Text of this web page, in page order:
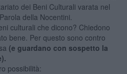
dei Beni Culturali varata nel
della Nocentini.
culturali che dicono? Chiedono
bene. Per questo sono contro
(e guardano con sospetto la
possibilità: